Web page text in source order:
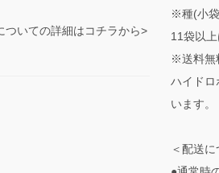
ついての詳細はコチラから>
※種(小
11袋以
※送料無
ハイドロ
います。
＜配送